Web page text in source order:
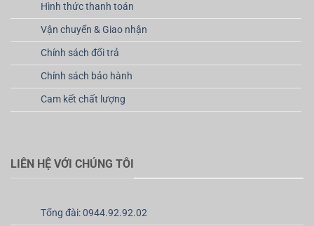
Hình thức thanh toán
Vận chuyển & Giao nhận
Chính sách đổi trả
Chính sách bảo hành
Cam kết chất lượng
LIÊN HỆ VỚI CHÚNG TÔI
Tổng đài: 0944.92.92.02